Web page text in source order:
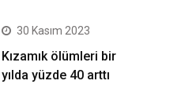
30 Kasım 2023
Kızamık ölümleri bir
yılda yüzde 40 arttı